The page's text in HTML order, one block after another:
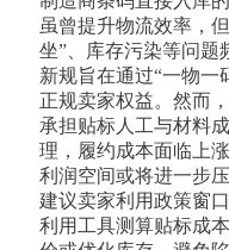
虽曾提升物流效率，
坐”、库存污染等问题
新规旨在通过“一物一
正规卖家权益。然而
承担贴标人工与材料
理，履约成本面临上
利润空间或将进一步压
建议卖家利用政策窗
利用工具测算贴标成